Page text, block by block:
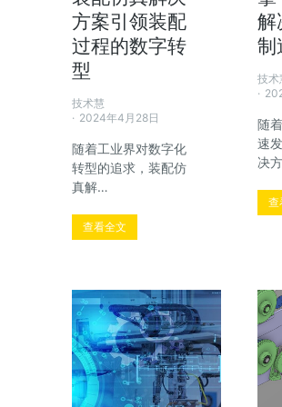
方案引领装配
过程的数字转
型
技术慧
2024年4月28日
随着工业界对数字化
转型的追求，装配仿
真解…
查看全文
解
制
技术
随
速
决
查